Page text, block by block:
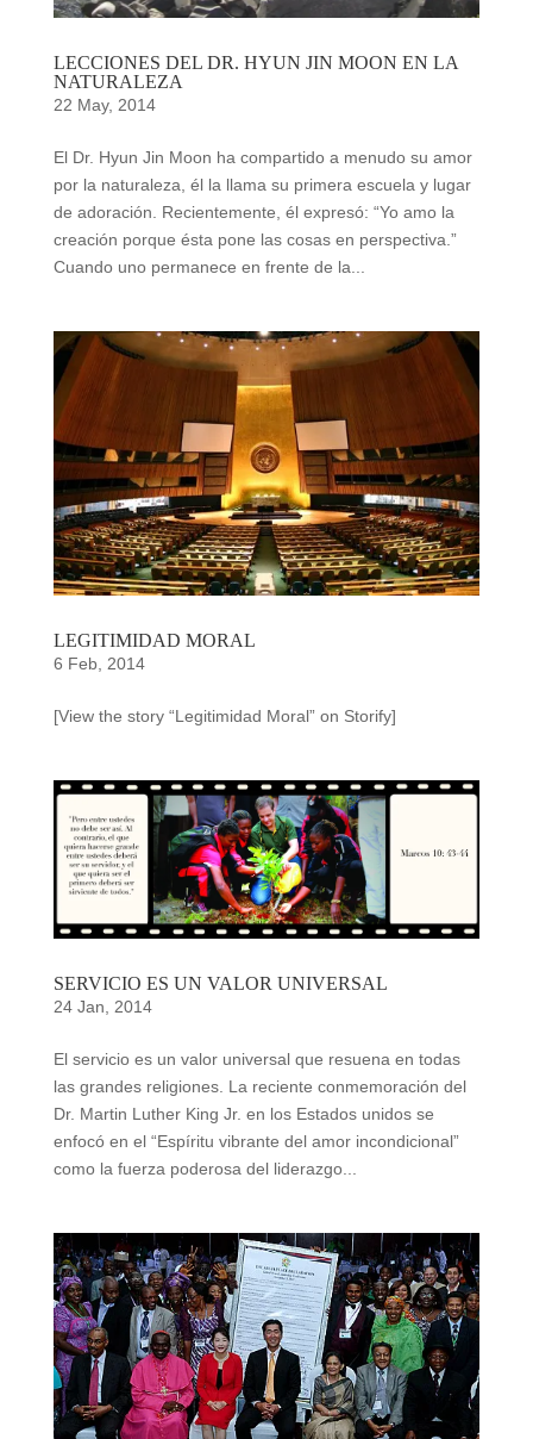
LECCIONES DEL DR. HYUN JIN MOON EN LA
NATURALEZA
22 May, 2014
El Dr. Hyun Jin Moon ha compartido a menudo su amor
por la naturaleza, él la llama su primera escuela y lugar
de adoración. Recientemente, él expresó: “Yo amo la
creación porque ésta pone las cosas en perspectiva.”
Cuando uno permanece en frente de la...
LEGITIMIDAD MORAL
6 Feb, 2014
[View the story “Legitimidad Moral” on Storify]
SERVICIO ES UN VALOR UNIVERSAL
24 Jan, 2014
El servicio es un valor universal que resuena en todas
las grandes religiones. La reciente conmemoración del
Dr. Martin Luther King Jr. en los Estados unidos se
enfocó en el “Espíritu vibrante del amor incondicional”
como la fuerza poderosa del liderazgo...